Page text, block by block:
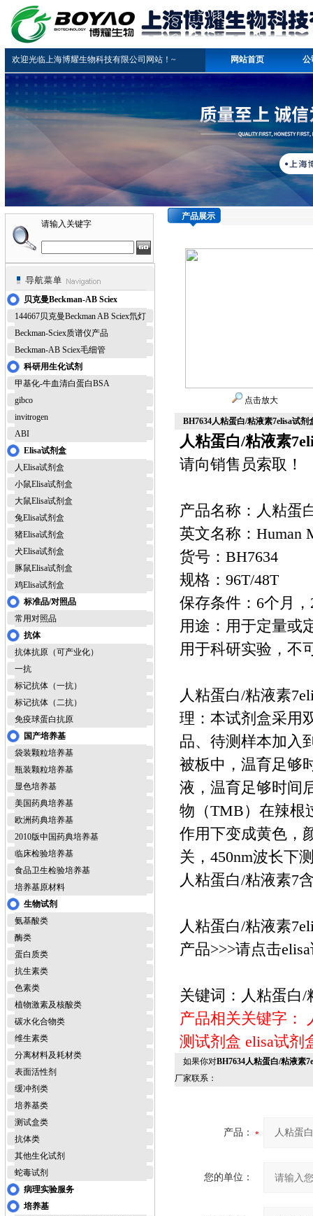
欢迎光临上海博耀生物科技有限公司网站！~ 网站首页 公
请输入关键字
贝克曼Beckman-AB Sciex
144667贝克曼Beckman AB Sciex氘灯
Beckman-Sciex质谱仪产品
Beckman-AB Sciex毛细管
科研用生化试剂
甲基化-牛血清白蛋白BSA
gibco
invitrogen
ABI
Elisa试剂盒
人Elisa试剂盒
小鼠Elisa试剂盒
大鼠Elisa试剂盒
兔Elisa试剂盒
猪Elisa试剂盒
犬Elisa试剂盒
豚鼠Elisa试剂盒
鸡Elisa试剂盒
标准品/对照品
常用对照品
抗体
抗体抗原（可产业化）
一抗
标记抗体（一抗）
标记抗体（二抗）
免疫球蛋白抗原
国产培养基
袋装颗粒培养基
瓶装颗粒培养基
显色培养基
美国药典培养基
欧洲药典培养基
2010版中国药典培养基
临床检验培养基
食品卫生检验培养基
培养基原材料
生物试剂
氨基酸类
酶类
蛋白质类
抗生素类
色素类
植物激素及核酸类
碳水化合物类
维生素类
分离材料及耗材类
表面活性剂
缓冲剂类
培养基类
测试盒类
抗体类
其他生化试剂
蛇毒试剂
病理实验服务
培养基
产品展示
点击放大
BH7634人粘蛋白/粘液素7elisa试
人粘蛋白/粘液素
请向销售员索取！
产品名称：人粘蛋
英文名称：Human
货号：BH7634
规格：96T/48T
保存条件：6个月
用途：用于定量或
用于科研实验，不
人粘蛋白/粘液素
理：本试剂盒采用
品、待测样本加入
被板中，温育足够
液，温育足够时间
物（TMB）在辣根
作用下变成黄色，
关，450nm波长下
人粘蛋白/粘液素7
人粘蛋白/粘液素
产品>>>请点击
关键词：人粘蛋白
产品相关关键字：
测试剂盒 elisa试剂
如果你对BH7634人粘蛋白/粘液素
厂家联系：
产品：
您的单位：